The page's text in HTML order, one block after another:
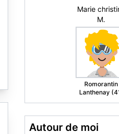
Mickael S.
Dieuze (57)
Autour de moi